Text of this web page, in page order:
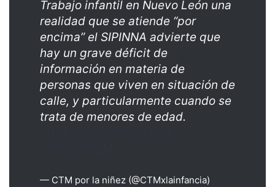
Trabajo infantil en Nuevo León una
realidad que se atiende “por
encima” el SIPINNA advierte que
hay un grave déficit de
información en materia de
personas que viven en situación de
calle, y particularmente cuando se
trata de menores de edad.
— CTM por la niñez (@CTMxlainfancia)